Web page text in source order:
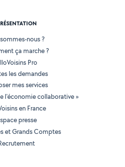
nous ?
ça marche ?
Pro
les demandes
mes services
l'économie collaborative »
en France
presse
et Grands Comptes